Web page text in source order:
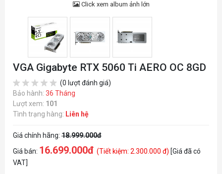
Click xem album ảnh lớn
VGA Gigabyte RTX 5060 Ti AERO OC 8GD
(0 lượt đánh giá)
Bảo hành: 36 Tháng
Lượt xem: 101
Tình trạng hàng: Liên hệ
Giá chính hãng: 18.999.000đ
Giá bán: 16.699.000đ (Tiết kiệm: 2.300.000 đ) [Giá đã có
VAT]